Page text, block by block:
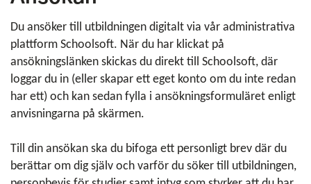
Du ansöker till utbildningen digitalt via vår administrativa
plattform Schoolsoft. När du har klickat på
ansökningslänken skickas du direkt till Schoolsoft, där
loggar du in (eller skapar ett eget konto om du inte redan
har ett) och kan sedan fylla i ansökningsformuläret enligt
anvisningarna på skärmen.
Till din ansökan ska du bifoga ett personligt brev där du
berättar om dig själv och varför du söker till utbildningen,